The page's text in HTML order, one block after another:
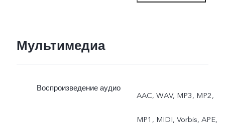
Мультимедиа
Воспроизведение аудио
AAC, WAV, MP3, MP2,
MP1, MIDI, Vorbis, APE,